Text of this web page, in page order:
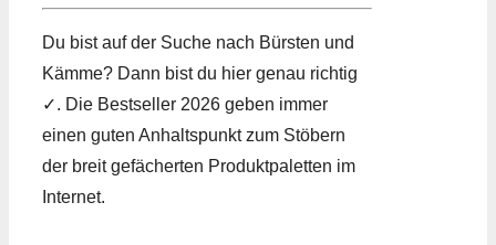
Du bist auf der Suche nach Bürsten und
Kämme? Dann bist du hier genau richtig
✓. Die Bestseller 2026 geben immer
einen guten Anhaltspunkt zum Stöbern
der breit gefächerten Produktpaletten im
Internet.